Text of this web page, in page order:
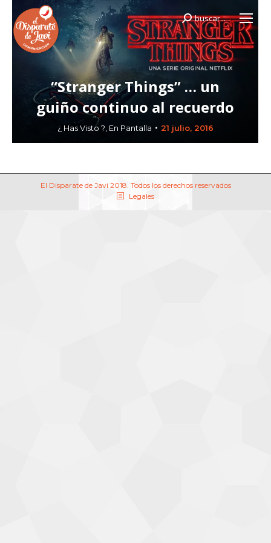
Buscar:
buscar...
“Stranger Things” … un
guiño continuo al recuerdo
¿ Has Visto ? En Pantalla 21 julio, 2016
El Disparate de Javi 2018. Todos los derechos reservados
Legales